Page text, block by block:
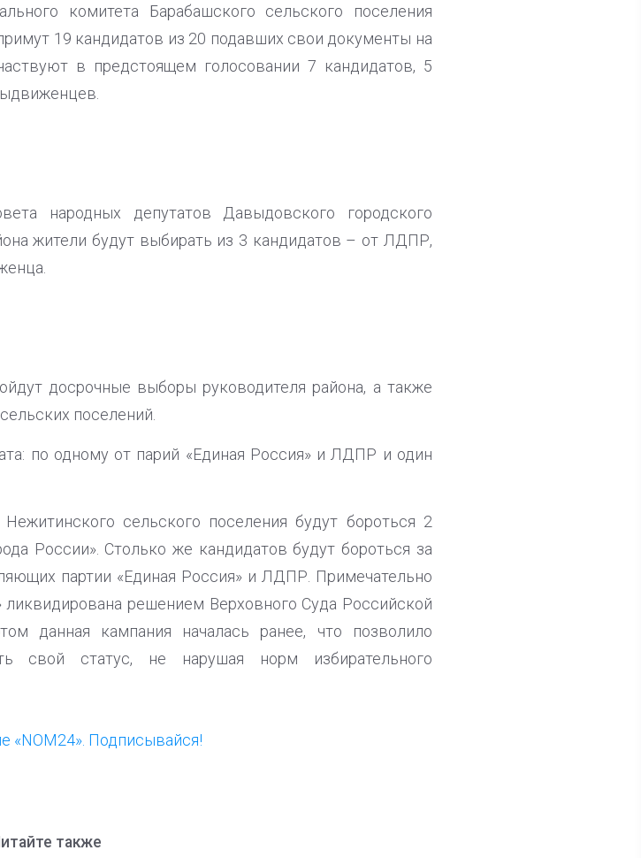
комитета Барабашского сельского поселения
19 кандидатов из 20 подавших свои документы на
в предстоящем голосовании 7 кандидатов, 5
народных депутатов Давыдовского городского
жители будут выбирать из 3 кандидатов – от ЛДПР,
досрочные выборы руководителя района, а также
поселений.
по одному от парий «Единая Россия» и ЛДПР и один
сельского поселения будут бороться 2
России». Столько же кандидатов будут бороться за
партии «Единая Россия» и ЛДПР. Примечательно
ликвидирована решением Верховного Суда Российской
данная кампания началась ранее, что позволило
свой статус, не нарушая норм избирательного
«NOM24». Подписывайся!
также